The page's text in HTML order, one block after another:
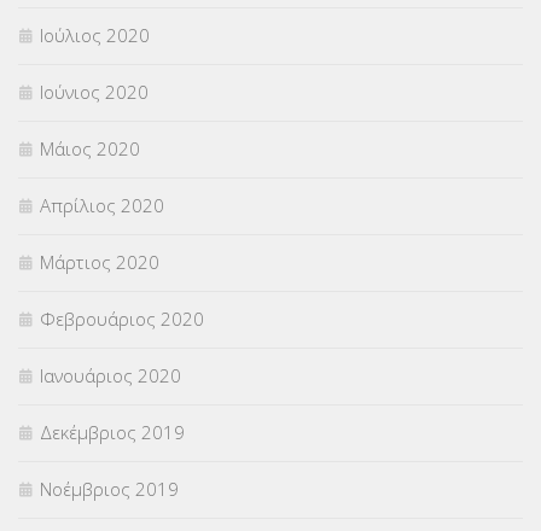
Ιούλιος 2020
Ιούνιος 2020
Μάιος 2020
Απρίλιος 2020
Μάρτιος 2020
Φεβρουάριος 2020
Ιανουάριος 2020
Δεκέμβριος 2019
Νοέμβριος 2019